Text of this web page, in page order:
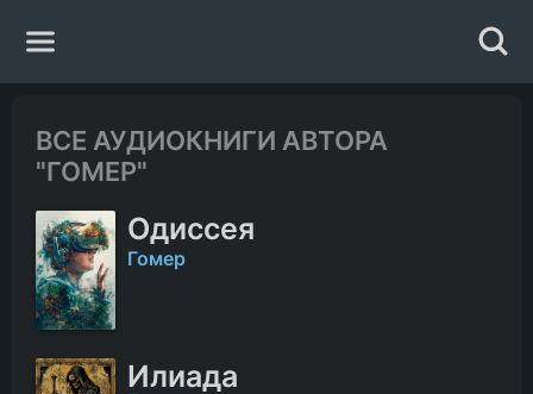
Жанры
Авторы
Исполнители
ВСЕ АУДИОКНИГИ АВТОРА
"ГОМЕР"
Одиссея
Гомер
Илиада